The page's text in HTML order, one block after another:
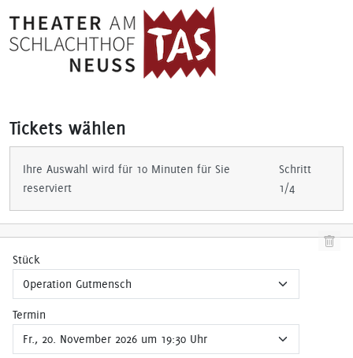
Tickets wählen
Ihre Auswahl wird für 10 Minuten für Sie
reserviert
Schritt
1/4
Stück
Termin